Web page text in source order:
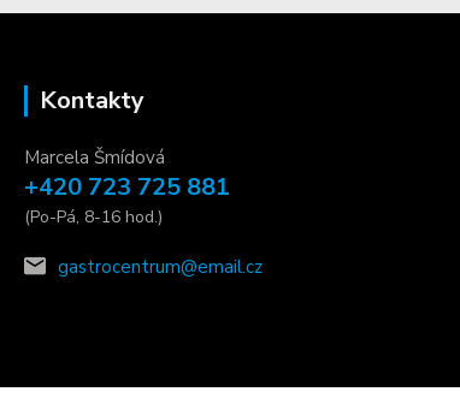
Kontakty
Marcela Šmídová
+420 723 725 881
(Po-Pá, 8-16 hod.)
gastrocentrum@email.cz